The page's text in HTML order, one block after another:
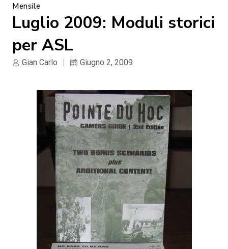
Mensile
Luglio 2009: Moduli storici
per ASL
Gian Carlo Giugno 2, 2009